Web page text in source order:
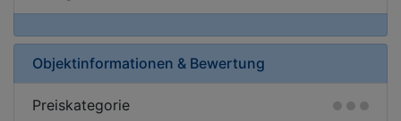
Objektinformationen & Bewertung
Preiskategorie